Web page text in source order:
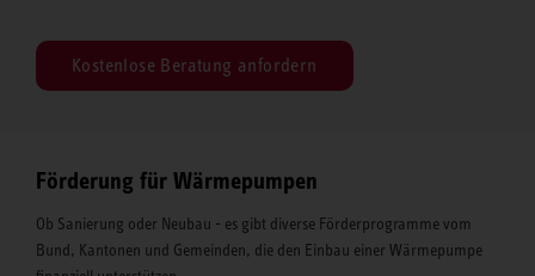
Kostenlose Beratung anfordern
Förderung für Wärmepumpen
Ob Sanierung oder Neubau - es gibt diverse Förderprogramme vom
Bund, Kantonen und Gemeinden, die den Einbau einer Wärmepumpe